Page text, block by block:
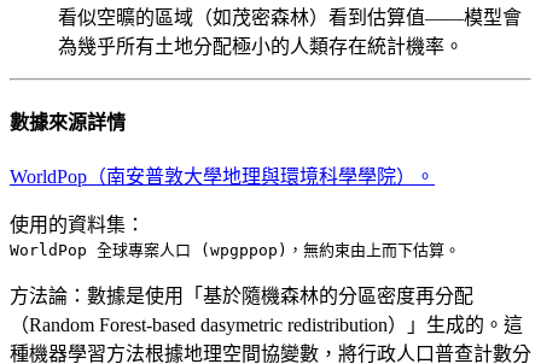
看似空曠的區域（如茂密森林）看到估算值——模型會
為幾乎所有土地分配極小的人類存在統計機率。
數據來源詳情
WorldPop（南安普敦大學地理與環境科學學院）。
使用的資料集：
WorldPop 全球專案人口 (wpgppop)，無約束由上而下估算。
方法論： 數據是使用「基於隨機森林的分區密度再分配
（Random Forest-based dasymetric redistribution）」生成的。這
種機器學習方法根據地理空間協變數，將行政人口普查計數分